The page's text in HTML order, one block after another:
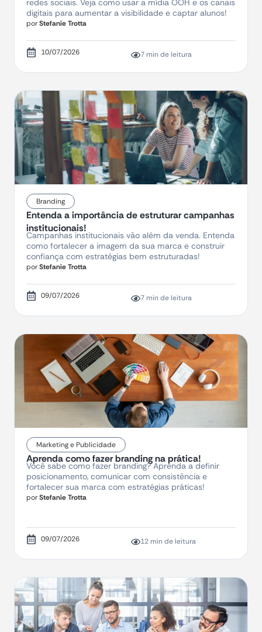
redes sociais. Veja como usar a mídia OOH e os canais
digitais para aumentar a visibilidade e captar alunos!
porStefanie Trotta
10/07/2026 7 min de leitura
Branding
Entenda a importância de estruturar campanhas
institucionais!
Campanhas institucionais vão além da venda. Entenda
como fortalecer a imagem da sua marca e construir
confiança com estratégias bem estruturadas!
porStefanie Trotta
09/07/2026 7 min de leitura
Marketing e Publicidade
Aprenda como fazer branding na prática!
Você sabe como fazer branding? Aprenda a definir
posicionamento, comunicar com consistência e
fortalecer sua marca com estratégias práticas!
porStefanie Trotta
09/07/2026 12 min de leitura